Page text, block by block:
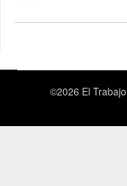
©2026 El Trabajo